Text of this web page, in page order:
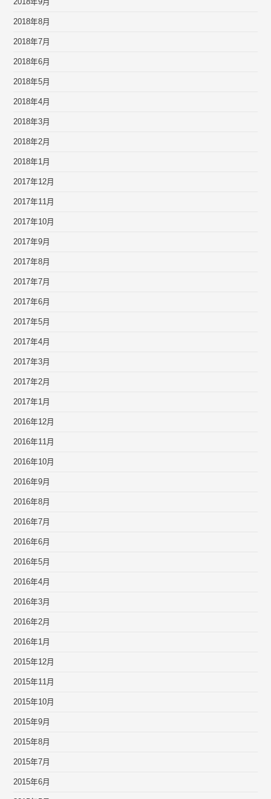
2018年9月
2018年8月
2018年7月
2018年6月
2018年5月
2018年4月
2018年3月
2018年2月
2018年1月
2017年12月
2017年11月
2017年10月
2017年9月
2017年8月
2017年7月
2017年6月
2017年5月
2017年4月
2017年3月
2017年2月
2017年1月
2016年12月
2016年11月
2016年10月
2016年9月
2016年8月
2016年7月
2016年6月
2016年5月
2016年4月
2016年3月
2016年2月
2016年1月
2015年12月
2015年11月
2015年10月
2015年9月
2015年8月
2015年7月
2015年6月